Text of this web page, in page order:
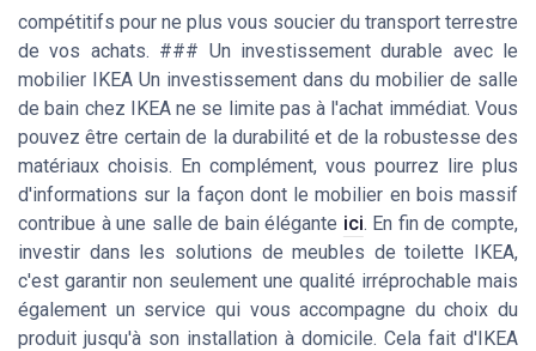
compétitifs pour ne plus vous soucier du transport terrestre
de vos achats. ### Un investissement durable avec le
mobilier IKEA Un investissement dans du mobilier de salle
de bain chez IKEA ne se limite pas à l'achat immédiat. Vous
pouvez être certain de la durabilité et de la robustesse des
matériaux choisis. En complément, vous pourrez lire plus
d'informations sur la façon dont le mobilier en bois massif
contribue à une salle de bain élégante ici. En fin de compte,
investir dans les solutions de meubles de toilette IKEA,
c'est garantir non seulement une qualité irréprochable mais
également un service qui vous accompagne du choix du
produit jusqu'à son installation à domicile. Cela fait d'IKEA